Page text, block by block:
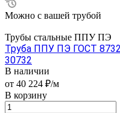
Можно с вашей трубой
Трубы стальные ППУ ПЭ
Труба ППУ ПЭ ГОСТ
30732
В наличии
от 40 224 ₽/м
В корзину